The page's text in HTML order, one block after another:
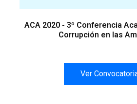
ACA 2020 - 3º Conferencia
Corrupción en las
Ver